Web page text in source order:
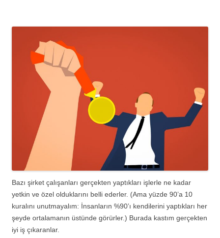
Bazı şirket çalışanları gerçekten yaptıkları işlerle ne kadar
yetkin ve özel olduklarını belli ederler. (Ama yüzde 90’a 10
kuralını unutmayalım: İnsanların %90’ı kendilerini yaptıkları her
şeyde ortalamanın üstünde görürler.) Burada kastım gerçekten
iyi iş çıkaranlar.